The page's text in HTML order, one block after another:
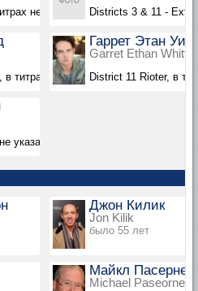
не указан Districts 3 & 11 -
титрах не указана
Гаррет Этан
Garret Ethan
District 11 Rioter, в
указан
Джон Килик
Jon Kilik
было 55 лет
Майкл Пасернек
Michael Paseornek